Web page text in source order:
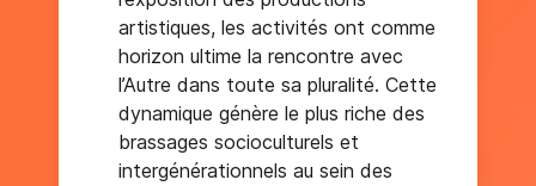
artistiques, les activités ont comme
horizon ultime la rencontre avec
l’Autre dans toute sa pluralité. Cette
dynamique génère le plus riche des
brassages socioculturels et
intergénérationnels au sein des